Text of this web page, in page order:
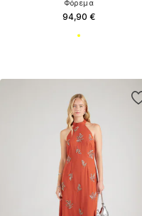
Φόρεμα
94,90 €